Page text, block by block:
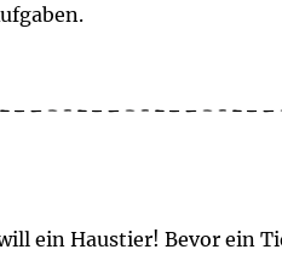
ein Haustier! Bevor ein